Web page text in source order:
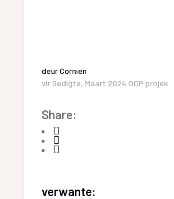
deurCornien
vir Gedigte, Maart 2024 OOP projek
Share:
verwante: